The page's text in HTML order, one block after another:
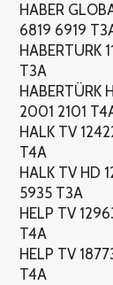
HABER
6819 6919
HABERTURK
T3A
2001 2101
HALK TV
T4A
HALK TV HD
5935 T3A
HELP TV
T4A
HELP TV
T4A